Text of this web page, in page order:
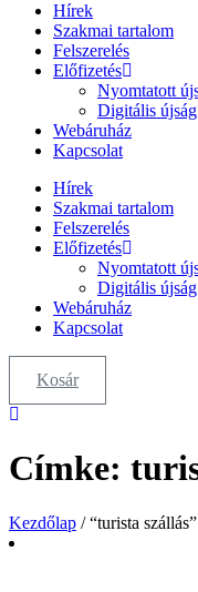
Hírek
Szakmai tartalom
Felszerelés
Előfizetés
Nyomtatott
Digitális újság
Webáruház
Kapcsolat
Hírek
Szakmai tartalom
Felszerelés
Előfizetés
Nyomtatott
Digitális újság
Webáruház
Kapcsolat
Kosár
Címke:
Kezdőlap / “turista